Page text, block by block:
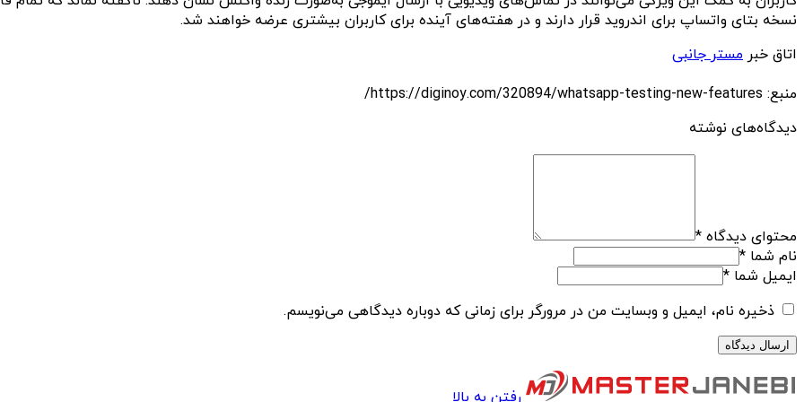
نسخه بتای واتساپ برای اندروید قرار دارند و در هفته‌های آینده برای کاربران بیشتری عرضه خواهند شد.
اتاق خبر مستر جانبی
منبع: https://diginoy.com/320894/whatsapp-testing-new-features/
دیدگاه‌های نوشته
محتوای دیدگاه *
نام شما *
ایمیل شما *
ذخیره نام، ایمیل و وبسایت من در مرورگر برای زمانی که دوباره دیدگاهی می‌نویسم.
رفتن به بالا